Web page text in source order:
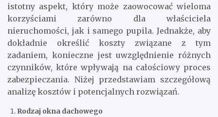
istotny aspekt, który może zaowocować wieloma
korzyściami zarówno dla właściciela
nieruchomości, jak i samego pupila. Jednakże, aby
dokładnie określić koszty związane z tym
zadaniem, konieczne jest uwzględnienie różnych
czynników, które wpływają na całościowy proces
zabezpieczania. Niżej przedstawiam szczegółową
analizę kosztów i potencjalnych rozwiązań.
Rodzaj okna dachowego